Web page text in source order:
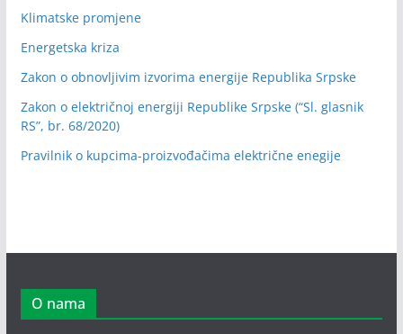
Klimatske promjene
Energetska kriza
Zakon o obnovljivim izvorima energije Republika Srpske
Zakon o električnoj energiji Republike Srpske (“Sl. glasnik
RS”, br. 68/2020)
Pravilnik o kupcima-proizvođačima električne enegije
O nama